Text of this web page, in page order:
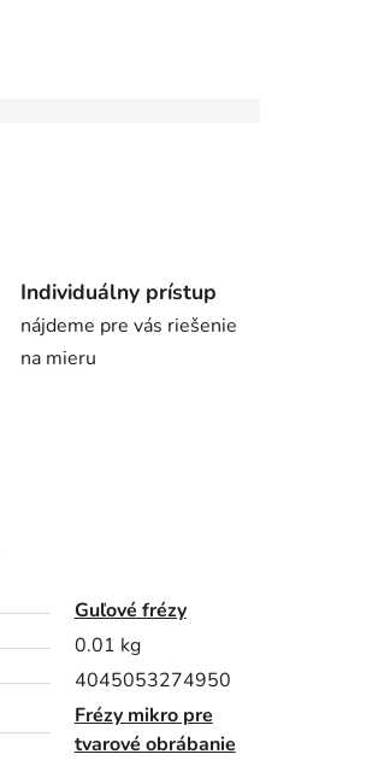
Individuálny prístup
nájdeme pre vás riešenie
na mieru
Guľové frézy
0.01 kg
4045053274950
Frézy mikro pre
tvarové obrábanie